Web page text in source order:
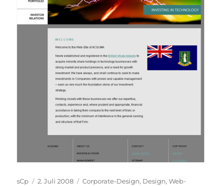
Autor
sCp
Veröffentlicht
2. Juli 2008 Kategorien
Corporate-Design, Design,Web-